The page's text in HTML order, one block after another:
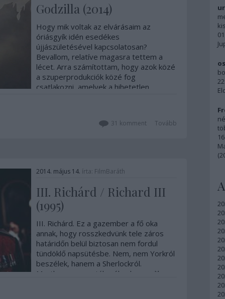
Godzilla (2014)
Hogy mik voltak az elvárásaim az
óriásgyík idén esedékes
újjászületésével kapcsolatosan?
Bevallom, relatíve magasra tettem a
lécet. Arra számítottam, hogy azok közé
a szuperprodukciók közé fog
csatlakozni, amelyek a hihetetlen
Tovább
31 komment
2014. május 14. írta: FilmBaráth
III. Richárd / Richard III
(1995)
III. Richárd. Ez a gazember a fő oka
annak, hogy rosszkedvünk tele záros
határidőn belül biztosan nem fordul
tündöklő napsütésbe. Nem, nem Yorkról
beszélek, hanem a Sherlockról.
Merthogy a nem túl acélos harmadik